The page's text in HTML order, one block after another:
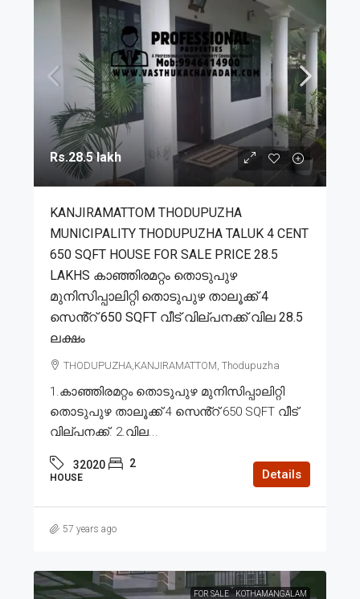
Rs.28.5 lakh
KANJIRAMATTOM THODUPUZHA
MUNICIPALITY THODUPUZHA TALUK 4 CENT
650 SQFT HOUSE FOR SALE PRICE 28.5
LAKHS കാഞ്ഞിരമറ്റം തൊടുപുഴ
മുനിസിപ്പാലിറ്റി തൊടുപുഴ താലൂക്ക് 4
സെൻ്റ് 650 SQFT വീട് വില്പനക്ക് വില 28.5
ലക്ഷം
THODUPUZHA,KANJIRAMATTOM, Thodupuzha
1.കാഞ്ഞിരമറ്റം തൊടുപുഴ മുനിസിപ്പാലിറ്റി
തൊടുപുഴ താലൂക്ക് 4 സെൻ്റ് 650 SQFT വീട്
വില്പനക്ക്. 2.വില...
32020 2
HOUSE Details
57 years ago
FOR SALE KOTHAMANGALAM